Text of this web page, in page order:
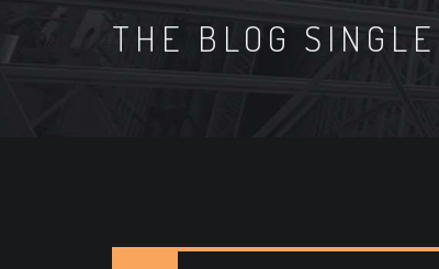
THE BLOG SINGLE